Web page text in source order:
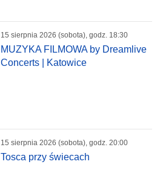
15 sierpnia 2026 (sobota), godz. 18:30
MUZYKA FILMOWA by Dreamlive
Concerts | Katowice
15 sierpnia 2026 (sobota), godz. 20:00
Tosca przy świecach